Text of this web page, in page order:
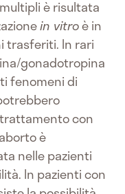
è risultata
in vitroè in
trasferiti. In rari
gonadotropina
fenomeni di
con
è
nelle pazienti
In pazienti con